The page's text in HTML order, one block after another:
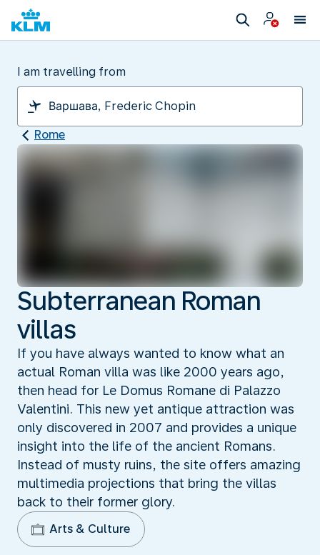
I am travelling from
Rome
Subterranean Roman
villas
If you have always wanted to know what an
actual Roman villa was like 2000 years ago,
then head for Le Domus Romane di Palazzo
Valentini. This new yet antique attraction was
only discovered in 2007 and provides a unique
insight into the life of the ancient Romans.
Instead of musty ruins, the site offers amazing
multimedia projections that bring the villas
back to their former glory.
Arts & Culture